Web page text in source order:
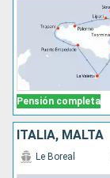
Pensión completa
ITALIA, MALTA
Le Boreal